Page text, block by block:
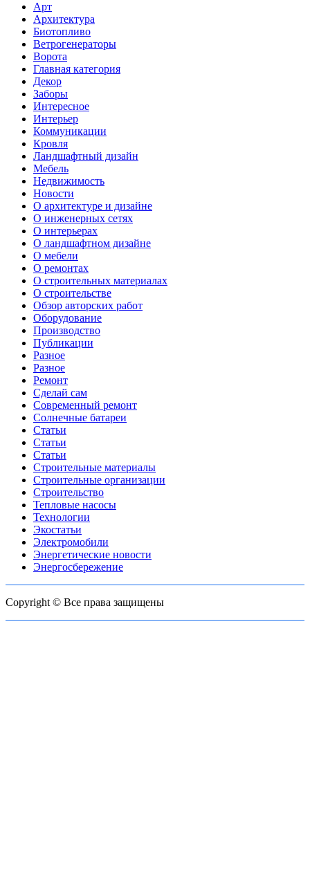
Арт
Архитектура
Биотопливо
Ветрогенераторы
Ворота
Главная категория
Декор
Заборы
Интересное
Интерьер
Коммуникации
Кровля
Ландшафтный дизайн
Мебель
Недвижимость
Новости
О архитектуре и дизайне
О инженерных сетях
О интерьерах
О ландшафтном дизайне
О мебели
О ремонтах
О строительных материалах
О строительстве
Обзор авторских работ
Оборудование
Производство
Публикации
Разное
Разное
Ремонт
Сделай сам
Современный ремонт
Солнечные батареи
Статьи
Статьи
Статьи
Строительные материалы
Строительные организации
Строительство
Тепловые насосы
Технологии
Экостатьи
Электромобили
Энергетические новости
Энергосбережение
Copyright © Все права защищены